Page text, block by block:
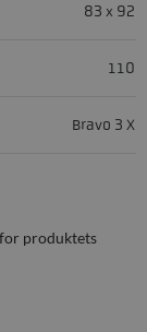
83 x 92
110
Bravo 3 X
produktets